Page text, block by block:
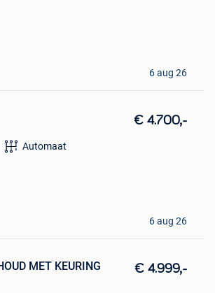
6 aug 26
€ 4.700,-
Automaat
6 aug 26
MET KEURING € 4.999,-